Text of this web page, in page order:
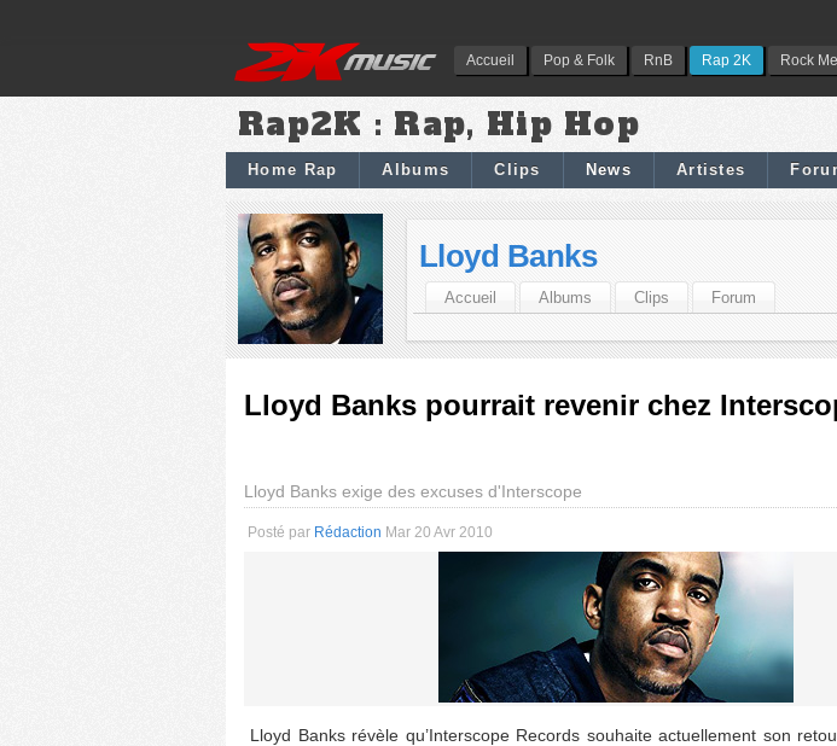
Accueil Pop & Folk RnB Rap 2K Rock
Rap2K : Rap, Hip Hop
Home Rap Albums Clips News Artistes
Lloyd Banks
Accueil Albums Clips Forum
Lloyd Banks pourrait revenir chez
Lloyd Banks exige des excuses d'Interscope
Posté par Rédaction Mar 20 Avr 2010
Lloyd Banks révèle qu’Interscope Records souhaite actuellement son